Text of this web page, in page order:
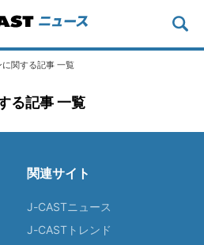
関する記事 一覧
る記事 一覧
関連サイト
J-CASTニュース
J-CASTトレンド